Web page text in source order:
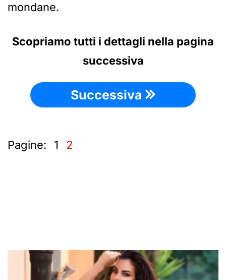
mondane.
Scopriamo tutti i dettagli nella pagina
successiva
Successiva
Pagine: 1 2